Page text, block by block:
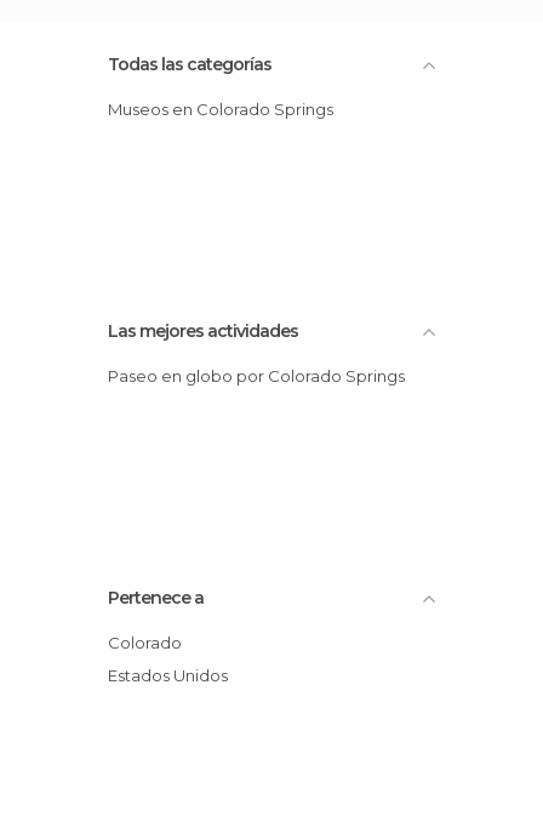
Todas las categorías
Museos en Colorado Springs
Las mejores actividades
Paseo en globo por Colorado Springs
Pertenece a
Colorado
Estados Unidos